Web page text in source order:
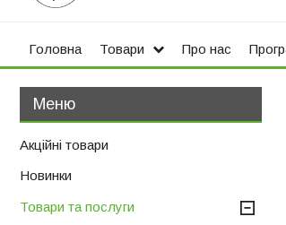
Головна Товари Про нас
Акційні товари
Новинки
Товари та послуги